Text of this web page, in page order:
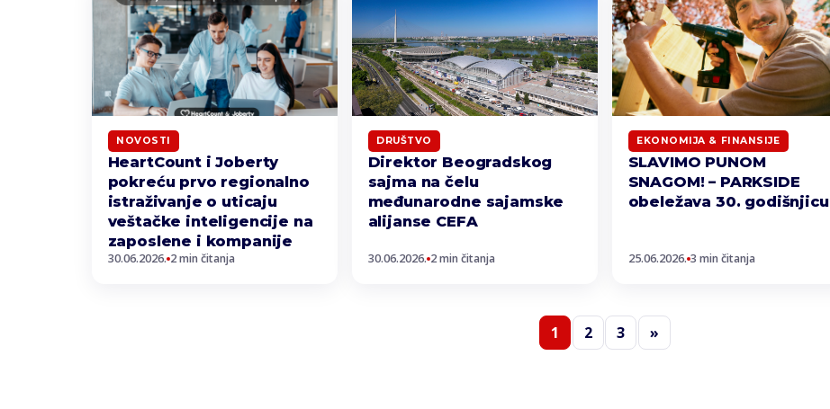
NOVOSTI
HeartCount i Joberty
pokreću prvo regionalno
istraživanje o uticaju
veštačke inteligencije na
zaposlene i kompanije
30.06.2026. 2 min čitanja
DRUŠTVO
Direktor Beogradskog
sajma na čelu
međunarodne sajamske
alijanse CEFA
30.06.2026. 2 min čitanja
EKONOMIJA & FINANSIJE
SLAVIMO PUNOM
SNAGOM! – PARKSIDE
obeležava 30. godišnjicu
25.06.2026. 3 min čitanja
1 2 3 »